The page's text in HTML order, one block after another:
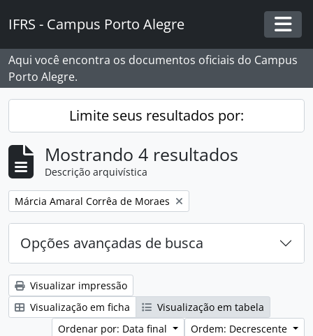
IFRS - Campus Porto Alegre
Aqui você encontra os documentos oficiais do Campus
Porto Alegre.
Limite seus resultados por:
Mostrando 4 resultados
Descrição arquivística
Remover filtro:
Márcia Amaral Corrêa de Moraes
Opções avançadas de busca
Visualizar impressão
Visualização em ficha
Visualização em tabela
Ordenar por: Data final
Ordem: Decrescente